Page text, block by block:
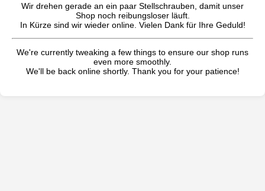
Wir drehen gerade an ein paar Stellschrauben, damit unser
Shop noch reibungsloser läuft.
In Kürze sind wir wieder online. Vielen Dank für Ihre Geduld!
We're currently tweaking a few things to ensure our shop runs
even more smoothly.
We'll be back online shortly. Thank you for your patience!